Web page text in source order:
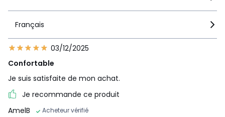
Français
03/12/2025
Confortable
Je suis satisfaite de mon achat.
Je recommande ce produit
AmelB
Acheteur vérifié